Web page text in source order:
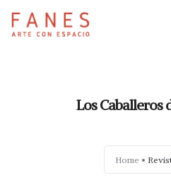
Los Caballeros
Home